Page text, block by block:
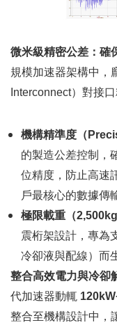
微米級精密公差：確
規模加速器架構中，
Interconnect）對接口
機構精準度（
的製造公差控制，
位精度，防止高速
戶最核心的數據傳
極限載重（
震桁架設計，專為
冷卻液與配線）而
整合高效電力與冷卻
代加速器動輒
整合至機構設計中，